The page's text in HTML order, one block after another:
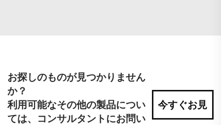
お探しのものが見つかりません
か？
利用可能なその他の製品につい
ては、コンサルタントにお問い
今すぐお見